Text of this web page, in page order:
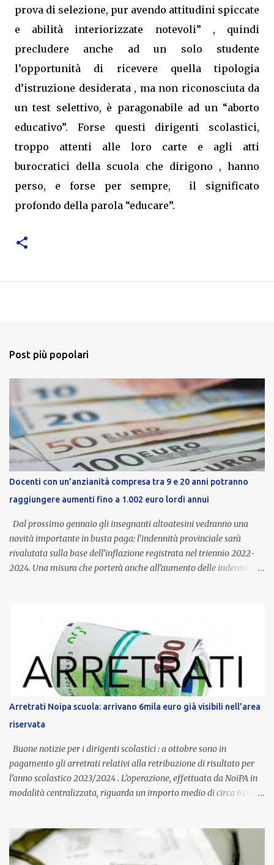
prova di selezione, pur avendo attitudini spiccate
e abilità interiorizzate notevoli” , quindi
precludere anche ad un solo studente
l’opportunità di ricevere quella tipologia
d’istruzione desiderata , ma non riconosciuta da
un test selettivo, è paragonabile ad un “aborto
educativo”. Forse questi dirigenti scolastici,
troppo attenti alle loro carte e agli atti
burocratici della scuola che dirigono , hanno
perso, e forse per sempre,
il significato
profondo della parola “educare”.
Post più popolari
Docenti con un’anzianità compresa tra 9 e 20 anni potranno
raggiungere aumenti fino a 1.002 euro lordi annui
Dal prossimo gennaio gli insegnanti altoatesini vedranno una
novità importante in busta paga: l’indennità provinciale sarà
rivalutata sulla base dell’inflazione registrata nel triennio 2022-
2024. Una misura che porterà anche all’aumento delle indennità di
dedicato alle donne vittime di violenza di genere, in linea con la
normativa nazionale e con l’obiettivo di offrire maggiore tutela e
supporto in situazioni delicate. L’indennità provinciale per i docenti
è un unicum in Italia: si tratta di una misura esclusiva della
Provincia autonoma di Bolzano, che integra in maniera stabile lo
stipendio nazionale grazie alle prerogative garantite
dall’autonomia locale. Non è un bonus temporaneo né un
compenso accessorio, ma una voce strutturale di retribuzione,
aggiornata periodicamente in base al cost...
Arretrati Noipa scuola: arrivano 6mila euro già visibili nell’area
riservata
Buone notizie per i dirigenti scolastici : a ottobre sono in
pagamento gli arretrati relativi alla retribuzione di risultato per
l’anno scolastico 2023/2024 . L’operazione, effettuata da NoiPA in
modalità centralizzata, riguarda un importo medio di circa 6.000
ordinaria di ottobre . Cos’è la retribuzione di risultato La
retribuzione di risultato rappresenta la parte variabile dello